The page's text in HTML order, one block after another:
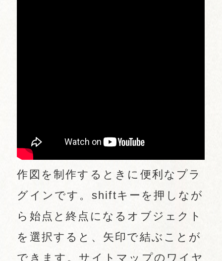
作図を制作するときに便利なプラ
グインです。shiftキーを押しなが
ら始点と終点になるオブジェクト
を選択すると、矢印で結ぶことが
できます。サイトマップのワイヤ